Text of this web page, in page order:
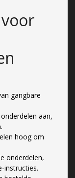
gangbare
aan,
hoog om
onderdelen,
instructies.